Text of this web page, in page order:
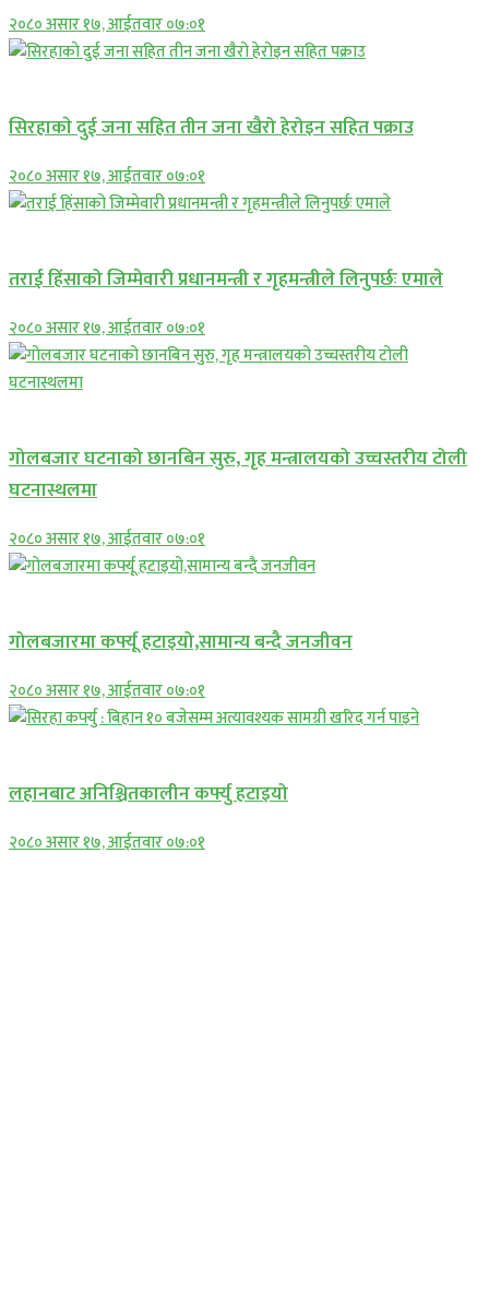
२०८० असार १७, आईतवार ०७:०१
सिरहाकाे दुई जना सहित तीन जना खैरो हेरोइन सहित पक्राउ
२०८० असार १७, आईतवार ०७:०१
तराई हिंसाको जिम्मेवारी प्रधानमन्त्री र गृहमन्त्रीले लिनुपर्छः एमाले
२०८० असार १७, आईतवार ०७:०१
गोलबजार घटनाको छानबिन सुरु, गृह मन्त्रालयको उच्चस्तरीय टोली
घटनास्थलमा
२०८० असार १७, आईतवार ०७:०१
गोलबजारमा कर्फ्यू हटाइयो,सामान्य बन्दै जनजीवन
२०८० असार १७, आईतवार ०७:०१
लहानबाट अनिश्चितकालीन कर्फ्यु हटाइयो
२०८० असार १७, आईतवार ०७:०१